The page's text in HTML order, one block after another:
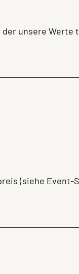
unsere Werte
(siehe Event-